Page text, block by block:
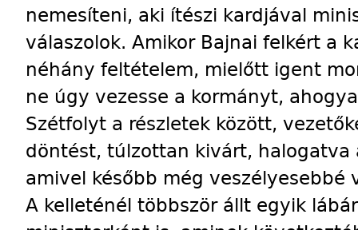
nemesíteni, aki ítészi kardjával
válaszolok. Amikor Bajnai felkért a
néhány feltételem, mielőtt igent
ne úgy vezesse a kormányt,
Szétfolyt a részletek között,
döntést, túlzottan kivárt, halogatva
amivel később még veszélyesebbé
A kelleténél többször állt egyik